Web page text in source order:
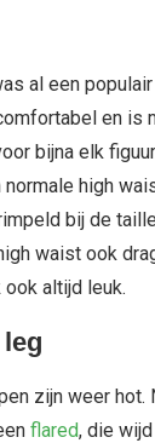
al een
en is
bijna elk
high
bij de
waist ook
altijd leuk.
zijn weer
flared, die